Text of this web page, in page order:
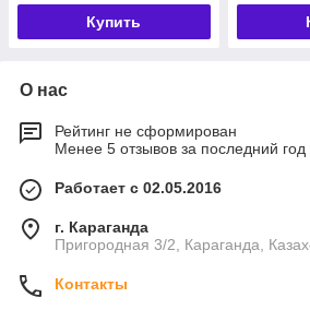
Купить
О нас
Рейтинг не сформирован
Менее 5 отзывов за последний год
Работает с 02.05.2016
г. Караганда
Пригородная 3/2, Караганда,
Контакты